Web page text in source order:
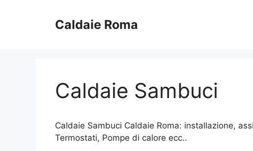
Caldaie Roma
Caldaie Sambuci
Caldaie Sambuci Caldaie Roma: installazione,
Termostati, Pompe di calore ecc..